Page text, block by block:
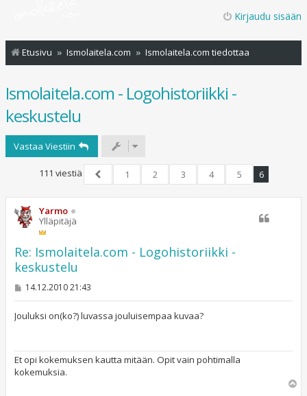
Kirjaudu sisään
Etusivu Ismolaitela.com Ismolaitela.com tiedottaa
Ismolaitela.com - Logohistoriikki -
keskustelu
Vastaa Viestiin
111 viestiä
Edellinen
1 2 3 4 5 6
Yarmo
Ylläpitäjä
Re: Ismolaitela.com - Logohistoriikki -
keskustelu
V
s
14.12.2010 21:43
Jouluksi on(ko?) luvassa jouluisempaa kuvaa?
Et opi kokemuksen kautta mitään. Opit vain pohtimalla
kokemuksia.